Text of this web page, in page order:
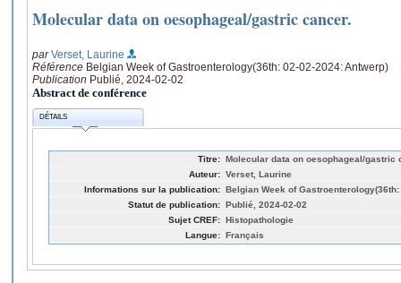
Molecular data on oesophageal/gastric cancer.
parVerset, Laurine
Référence Belgian Week of Gastroenterology(36th: 02-02-2024: Antwerp)
Publication Publié, 2024-02-02
Abstract de conférence
DÉTAILS
Titre: Molecular data on oesophageal/gastric
Auteur: Verset, Laurine
Informations sur la publication: Belgian Week of
Statut de publication: Publié, 2024-02-02
Sujet CREF: Histopathologie
Langue: Français